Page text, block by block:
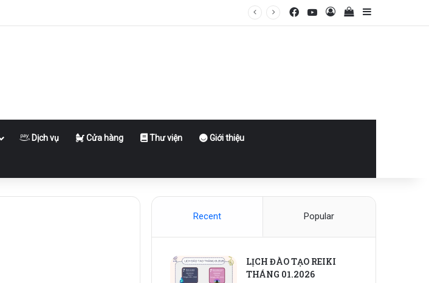
FacebookYouTube
Log InView your
Sidebar
Dịch vụ Cửa hàng Thư viện Giới thiệu
Recent Popular
LỊCH ĐÀO TẠO REIKI
THÁNG 01.2026